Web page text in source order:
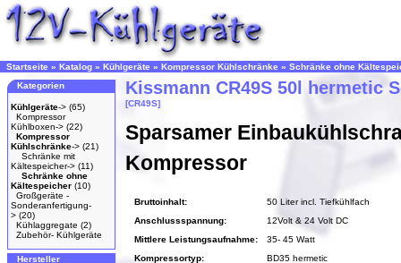
Startseite » Katalog » Kühlgeräte » Kompressor Kühlschränke » Schränke ohne
Kategorien
Kühlgeräte-> (65)
Kompressor
Kühlboxen-> (22)
Kompressor
Kühlschränke-> (21)
Schränke mit
Kältespeicher-> (11)
Schränke ohne
Kältespeicher (10)
Großgeräte -
Sonderanfertigung-
> (20)
Kühlaggregate (2)
Zubehör- Kühlgeräte
Hersteller
Kissmann CR49S 50l hermetic
[CR49S]
Sparsamer
Kompressor
Bruttoinhalt:
50 Liter incl. Tiefkühlfach
Anschlussspannung:
12Volt & 24 Volt DC
Mittlere Leistungsaufnahme:
35- 45 Watt
Kompressortyp:
BD35 hermetic